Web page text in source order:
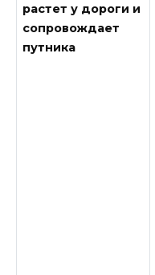
растет у дороги и
сопровождает
путника